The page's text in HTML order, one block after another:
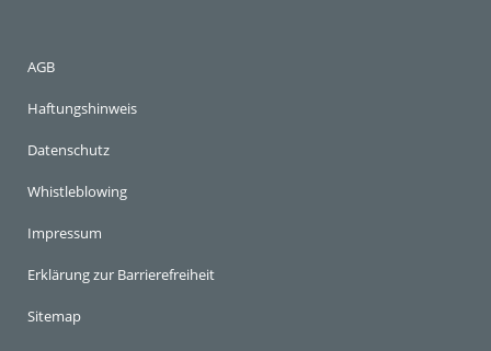
AGB
Haftungshinweis
Datenschutz
Whistleblowing
Impressum
Erklärung zur Barrierefreiheit
Sitemap